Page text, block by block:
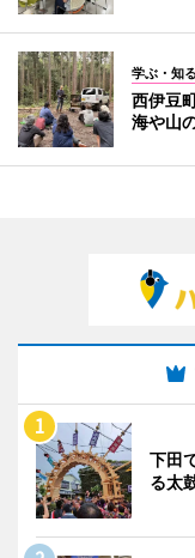
学ぶ・知る
西伊豆
海や山
下田
る太